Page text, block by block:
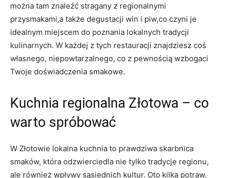
można tam znaleźć stragany z regionalnymi
przysmakami,a także degustacji win i piw,co czyni je
idealnym miejscem do poznania lokalnych tradycji
kulinarnych. W każdej z tych restauracji znajdziesz coś
własnego, niepowtarzalnego, co z pewnością wzbogaci
Twoje doświadczenia smakowe.
Kuchnia regionalna Złotowa – co
warto spróbować
W Złotowie lokalna kuchnia to prawdziwa skarbnica
smaków, która odzwierciedla nie tylko tradycje regionu,
ale również wpływy sąsiednich kultur. Oto kilka potraw,